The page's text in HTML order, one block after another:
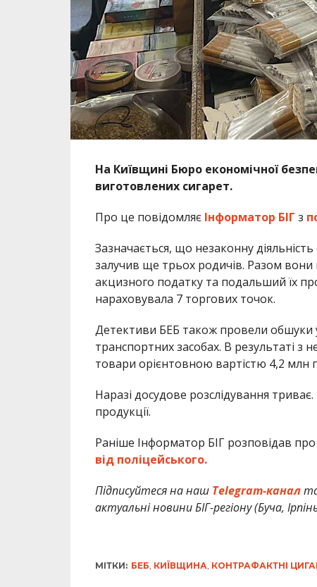
На Київщині Бюро економічної
виготовлених сигарет.
Про це повідомляє Інформатор БІГ з
Зазначається, що незаконну
залучив ще трьох родичів. Разом
акцизного податку та подальший їх
нараховувала 7 торгових точок.
Детективи БЕБ також провели обшуки
транспортних засобах. В результаті з
товари орієнтовною вартістю 4,2 млн
Наразі досудове розслідування
продукції.
Раніше Інформатор БІГ розповідав про
від поліцейського.
Підписуйтеся на наш Telegram-канал
актуальні новини БІГ-регіону (Буча,
МІТКИ: БЕБ, КИЇВЩИНА, КОНТРАФАКТНІ